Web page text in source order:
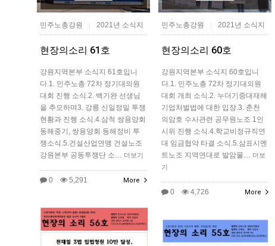
민주노총강원 | 2021년 소식지
현장의소리 61호
강원지역본부 소식지 61호입니
다.1. 민주노총 72차 정기대의원
대회 진행 소식.2. 백기완 선생님
을 추모하며3. 강릉 신일정밀 투쟁
현황과 진행 소식.4.삼척 쌍용양회
동해중기, 쌍용양회 동해정비 투
쟁소식.5.건설산업연맹 건설노조
강원본부 공동투쟁단 소…
더보기
0 5,291 More
민주노총강원 | 2021년 소식지
현장의소리 60호
강원지역본부 소식지 60호입니
다.1. 민주노총 72차 정기대의원
대회 개최 소식.2. 누더기중대재해
기업처벌법에 대한 입장.3. 춘천
의암호 수사관련 공무원노조 1인
시위 진행 소식.4.학교비정규직연
대 임금협약 타결 소식.5.삼표시멘
트노조 지역연대로 발암물…
더보
기
0 4,726 More